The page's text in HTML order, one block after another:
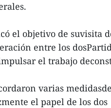
el objetivo de suvisita
entre los
el trabajo
varias
el papel de los dos